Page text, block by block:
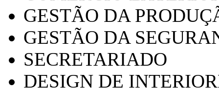
GESTÃO DA
GESTÃO DA
SECRETARIADO
DESIGN DE